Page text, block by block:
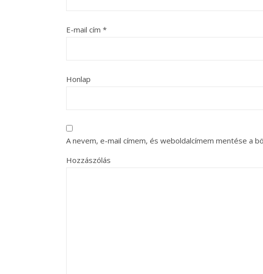
E-mail cím *
Honlap
A nevem, e-mail címem, és weboldalcímem mentése a
Hozzászólás